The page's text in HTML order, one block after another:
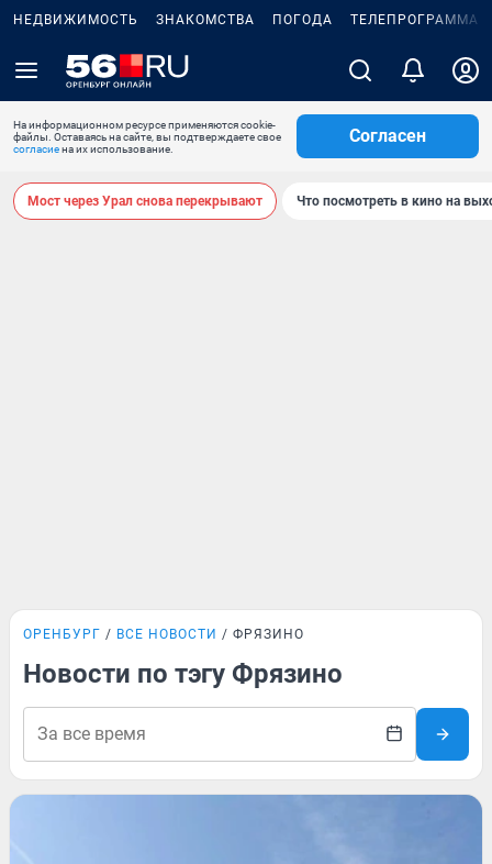
НЕДВИЖИМОСТЬ ЗНАКОМСТВА ПОГОДА ТЕЛЕПРОГРАММА
На информационном ресурсе применяются cookie-
файлы. Оставаясь на сайте, вы подтверждаете свое
согласиена их использование.
Согласен
Мост через Урал снова перекрывают Что посмотреть в кино на
ОРЕНБУРГ ВСЕ НОВОСТИ ФРЯЗИНО
Новости по тэгу Фрязино